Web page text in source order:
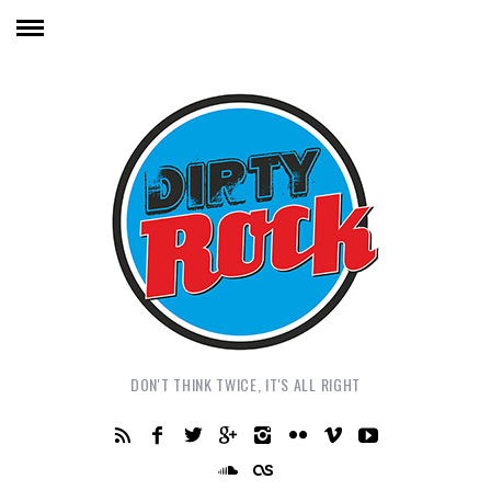
DON'T THINK TWICE, IT'S ALL RIGHT